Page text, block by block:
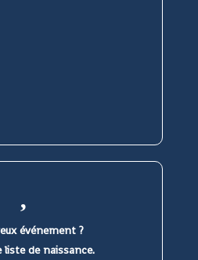
événement ?
liste de naissance.